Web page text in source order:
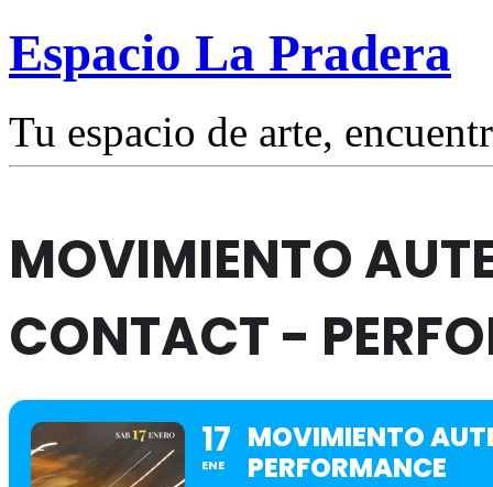
Espacio La Pradera
Tu espacio de arte,
MOVIMIENTO
CONTACT -
17
ENE
MOVIMIENTO
PERFORMANCE